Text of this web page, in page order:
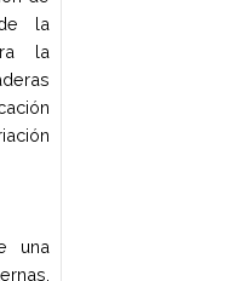
de
de las
cultura
los
puestos